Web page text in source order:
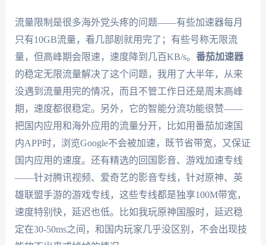
流量限制是很多海外党头疼的问题——有些加速器每月
只有10GB流量，看几部剧就用完了；有些号称无限流
量，但高峰期会限速，速度降到几百KB/s。 番茄加速器
的稳定无限流量解决了这个问题，我用了大半年，从来
没遇到流量用完的情况，而且不管工作日还是周末高峰
期，速度都很稳定。另外，它的智能分流功能很赞——
把国内应用和海外应用的流量分开，比如用番茄加速国
内APP时，浏览Google不会被加速，既节省带宽，又保证
国内应用的速度。还有精选的回国影音、游戏加速专线
——针对腾讯视频、爱奇艺的影音专线，针对原神、英
雄联盟手游的游戏专线，这些专线都是独享100M带宽，
速度特别快，延迟也低。比如我玩原神国服时，延迟稳
定在30-50ms之间，和国内玩家几乎没区别，不会出现技